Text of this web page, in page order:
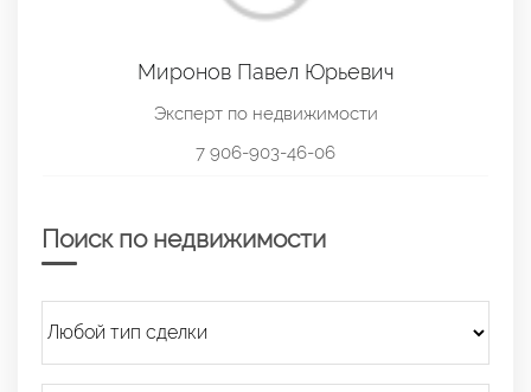
Миронов Павел Юрьевич
Эксперт по недвижимости
7 906-903-46-06
Поиск по недвижимости